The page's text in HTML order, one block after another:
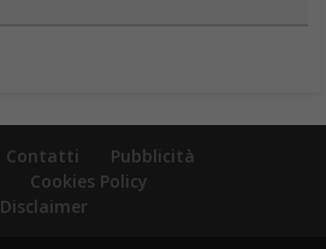
Contatti
Pubblicità
Cookies Policy
Disclaimer